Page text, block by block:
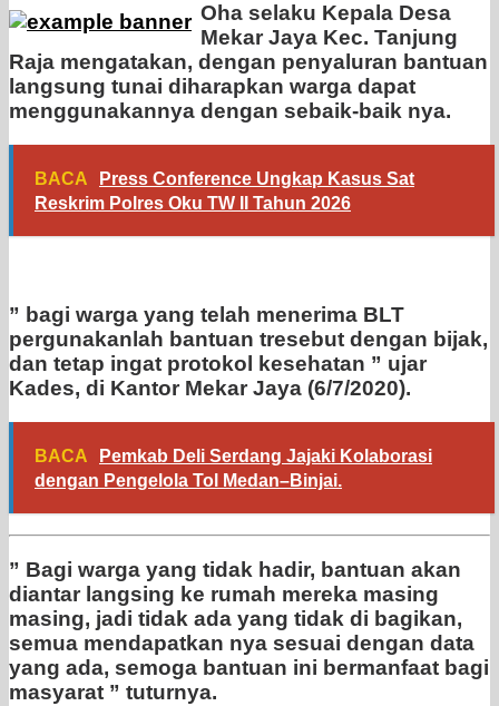
Oha selaku Kepala Desa
Mekar Jaya Kec. Tanjung
Raja mengatakan, dengan penyaluran bantuan
langsung tunai diharapkan warga dapat
menggunakannya dengan sebaik-baik nya.
BACA
Press Conference Ungkap Kasus Sat
Reskrim Polres Oku TW II Tahun 2026
” bagi warga yang telah menerima BLT
pergunakanlah bantuan tresebut dengan bijak,
dan tetap ingat protokol kesehatan ” ujar
Kades, di Kantor Mekar Jaya (6/7/2020).
BACA
Pemkab Deli Serdang Jajaki Kolaborasi
dengan Pengelola Tol Medan–Binjai.
” Bagi warga yang tidak hadir, bantuan akan
diantar langsing ke rumah mereka masing
masing, jadi tidak ada yang tidak di bagikan,
semua mendapatkan nya sesuai dengan data
yang ada, semoga bantuan ini bermanfaat bagi
masyarat ” tuturnya.